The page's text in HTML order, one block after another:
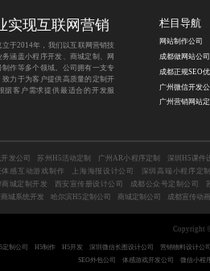
实现互联网营销
立于2014年，我们以互联网营销技
务涵盖小程序开发 商城定制
网
制作等多个领域。公司拥有一支专
致力于为客户提供高质量的定制开
据客户需求提供最适合的开发服
栏目导航
网站制作公司
成都做网站公司
成都正规SEO
广州微信开发
广州营销网站
发公司 苏州H5活动定制 广州AR小程序定制
深圳H5课件
体感互动游戏制作
上海海报设计公司
深圳高端小程序定
商城定制开发
西安宣传册设计公司 成都公众号定制公司
城系统开发
哈尔滨H5定制公司 商城定制公司 成都宣传动
Copyright
定制公司 H5制作 H5开发 深圳微信长图设计公司
营销物料设计公
SEO外包公司
体感游戏开发公司 微信小程